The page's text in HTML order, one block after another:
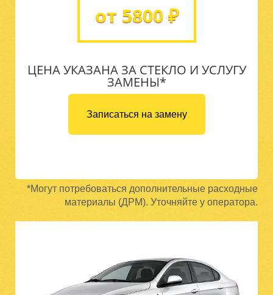
от 5800 ₽
ЦЕНА УКАЗАНА ЗА СТЕКЛО И УСЛУГУ
ЗАМЕНЫ*
Записаться на замену
*Могут потребоваться дополнительные расходные
материалы (ДРМ). Уточняйте у оператора.